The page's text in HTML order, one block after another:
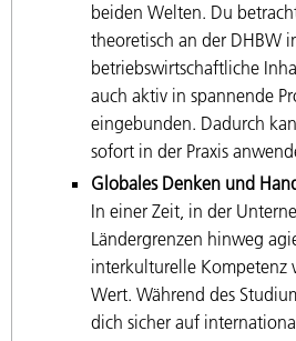
beiden Welten. Du
theoretisch an der DHBW
betriebswirtschaftliche
auch aktiv in spannende
eingebunden. Dadurch
sofort in der Praxis
Globales Denken und
In einer Zeit, in der
Ländergrenzen hinweg
interkulturelle Kompetenz
Wert. Während des
dich sicher auf